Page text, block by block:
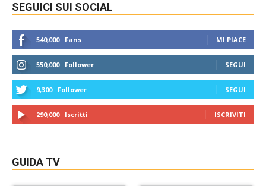
SEGUICI SUI SOCIAL
540,000 Fans MI PIACE
550,000 Follower SEGUI
9,300 Follower SEGUI
290,000 Iscritti ISCRIVITI
GUIDA TV